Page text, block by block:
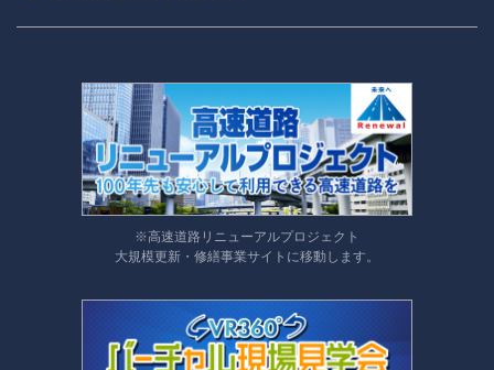
※高速道路リニューアルプロジェクト
大規模更新・修繕事業サイトに移動します。